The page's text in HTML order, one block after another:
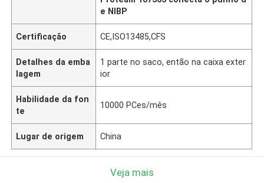
e NIBP
Certificação CE,ISO13485,CFS
Detalhes da emba
lagem
1 parte no saco, então na caixa exter
ior
Habilidade da fon
te
10000 PCes/mês
Lugar de origem China
Veja mais